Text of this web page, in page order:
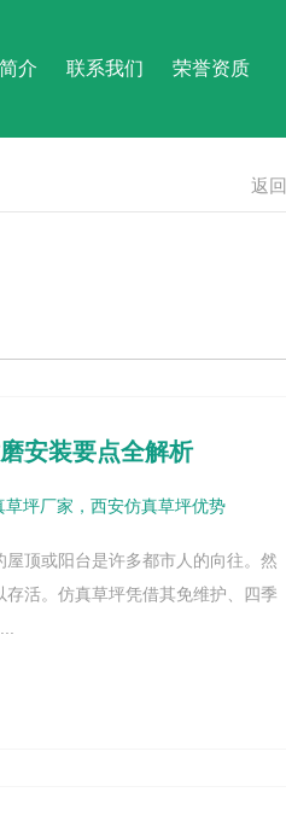
介 联系我们 荣誉资质
返回
安装要点全解析
坪厂家，西安仿真草坪优势
顶或阳台是许多都市人的向往。然
活。仿真草坪凭借其免维护、四季